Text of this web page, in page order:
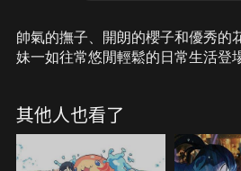
帥氣的撫子、開朗的櫻子和優秀的
妹一如往常悠閒輕鬆的日常生活登
不已，雖然不知道今天會發生什麼
天也是元氣滿滿喔！
其他人也看了